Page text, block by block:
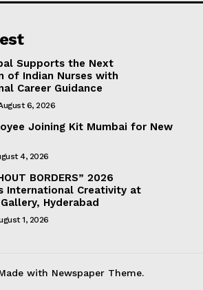
Supports the Next
of Indian Nurses with
Career Guidance
6, 2026
Joining Kit Mumbai for New
4, 2026
BORDERS” 2026
International Creativity at
Hyderabad
1, 2026
with Newspaper Theme.